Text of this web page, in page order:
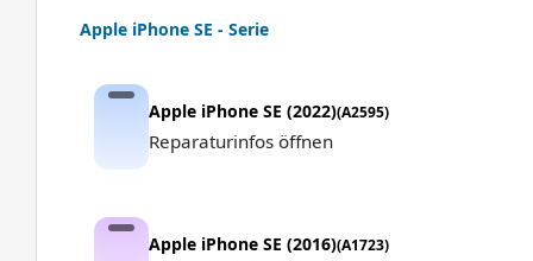
Apple iPhone SE - Serie
Apple iPhone SE (2022)(A2595)
Reparaturinfos öffnen
Apple iPhone SE (2016)(A1723)